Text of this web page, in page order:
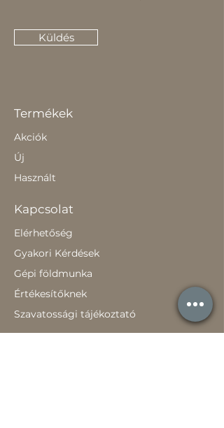
Küldés
Termékek
Akciók
Új
Használt
Kapcsolat
Elérhetőség
Gyakori Kérdések
Gépi földmunka
Értékesítőknek
Szavatossági tájékoztató